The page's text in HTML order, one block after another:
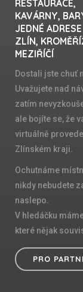
RESTAURACE,
KAVÁRNY,
JEDNÉ ADRESE
ZLÍN,
MEZIŘÍČÍ
Dostali jste chuť
Uvažujete nad
zatím
ale bojíte se, že
virtuálně
Zlínském kraji.
Ochutnáme
nikdy nebudete
naslepo.
V hledáčku
které nějak
PRO